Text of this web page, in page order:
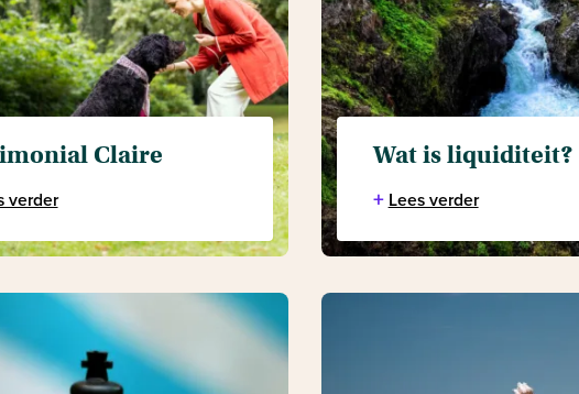
Claire
verder
Wat is liquiditeit?
+ Lees verder